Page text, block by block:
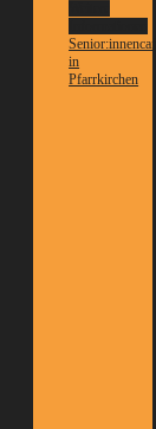
Senior:innencafé
in
Pfarrkirchen